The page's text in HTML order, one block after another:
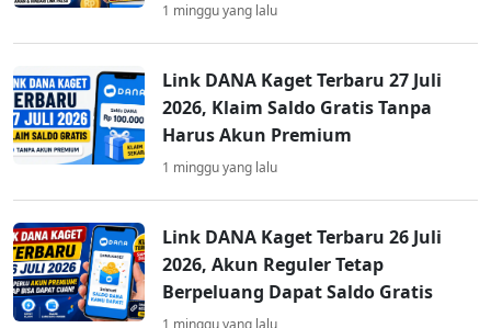
1 minggu yang lalu
Link DANA Kaget Terbaru 27 Juli
2026, Klaim Saldo Gratis Tanpa
Harus Akun Premium
1 minggu yang lalu
Link DANA Kaget Terbaru 26 Juli
2026, Akun Reguler Tetap
Berpeluang Dapat Saldo Gratis